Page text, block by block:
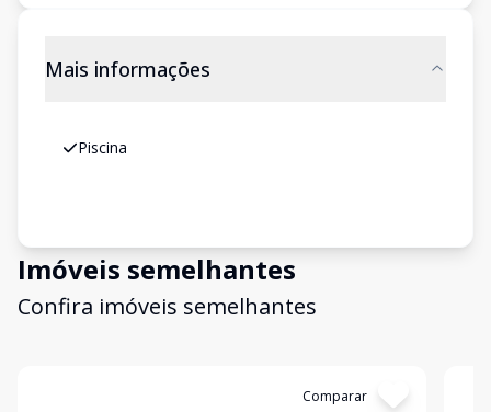
Mais informações
Piscina
Imóveis semelhantes
Confira imóveis semelhantes
Comparar